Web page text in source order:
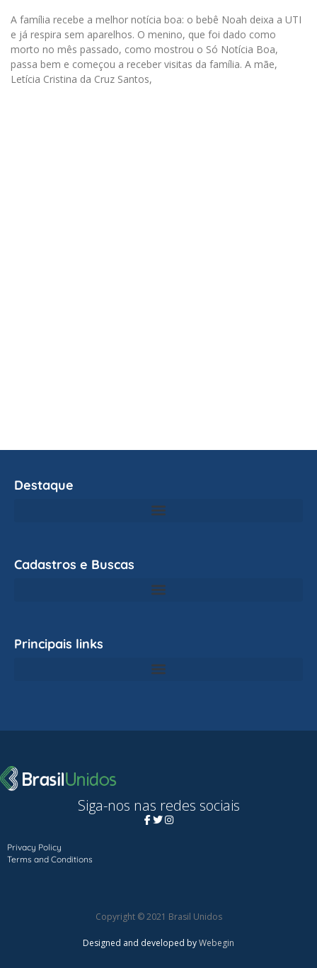
A família recebe a melhor notícia boa: o bebê Noah deixa a UTI
e já respira sem aparelhos. O menino, que foi dado como
morto no mês passado, como mostrou o Só Notícia Boa,
passa bem e começou a receber visitas da família. A mãe,
Letícia Cristina da Cruz Santos,
Destaque
Cadastros e Buscas
Principais links
Siga-nos nas redes sociais
Privacy Policy
Terms and Conditions
Copyright © 2021 Brasil Unidos
Designed and developed byWebegin